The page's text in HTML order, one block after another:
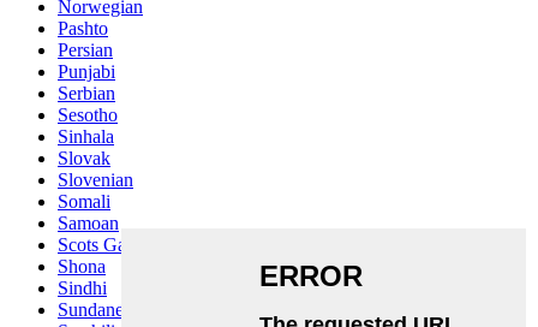
Norwegian
Pashto
Persian
Punjabi
Serbian
Sesotho
Sinhala
Slovak
Slovenian
Somali
Samoan
Scots Gaelic
Shona
Sindhi
Sundanese